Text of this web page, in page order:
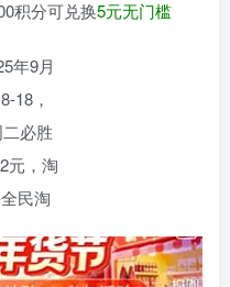
积分可兑换5元无门槛